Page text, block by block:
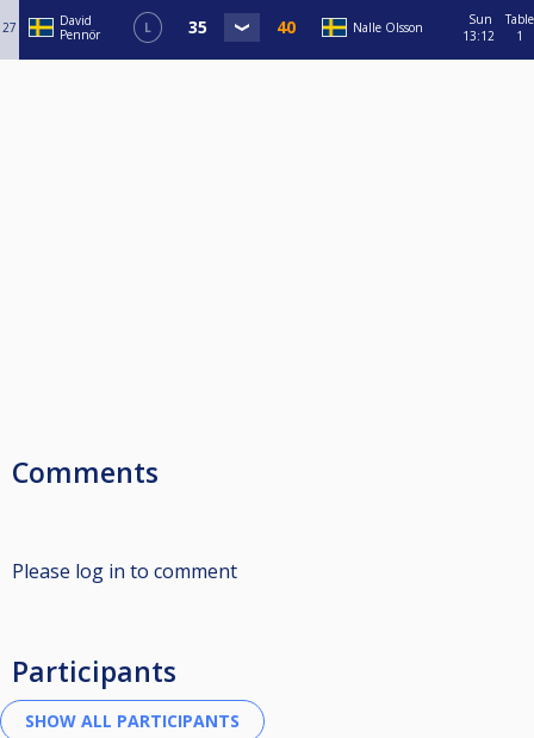
27
David
Pennör
L Nalle Olsson
Sun
13:12
Table
1
Comments
Please log in to comment
Participants